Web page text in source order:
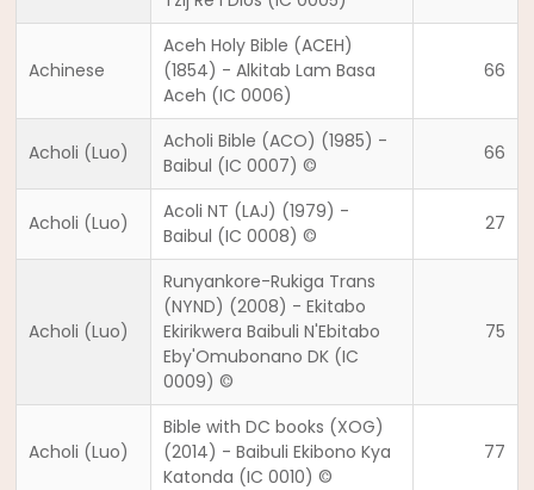
Achinese
Aceh Holy Bible (ACEH)
(1854) - Alkitab Lam Basa
Aceh (IC 0006)
66
Acholi (Luo)
Acholi Bible (ACO) (1985) -
Baibul (IC 0007) ©
66
Acholi (Luo)
Acoli NT (LAJ) (1979) -
Baibul (IC 0008) ©
27
Acholi (Luo)
Runyankore-Rukiga Trans
(NYND) (2008) - Ekitabo
Ekirikwera Baibuli N'Ebitabo
Eby'Omubonano DK (IC
0009) ©
75
Acholi (Luo)
Bible with DC books (XOG)
(2014) - Baibuli Ekibono Kya
Katonda (IC 0010) ©
77